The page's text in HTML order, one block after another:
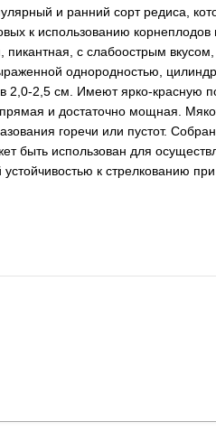
и ранний сорт редиса,
к использованию
с слабоострым
однородностью,
2,5 см. Имеют ярко-красную
и достаточно мощная.
горечи или пустот.
быть использован для
к стрелкованию